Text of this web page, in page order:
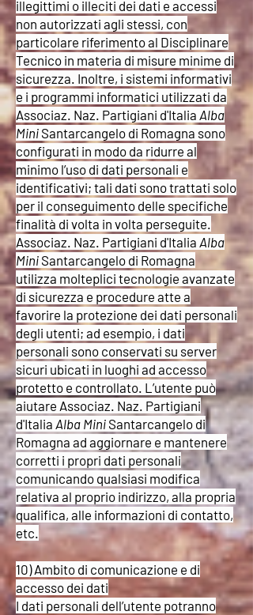
illegittimi o illeciti dei dati e accessi
non autorizzati agli stessi, con
particolare riferimento al Disciplinare
Tecnico in materia di misure minime di
sicurezza. Inoltre, i sistemi informativi
e i programmi informatici utilizzati da
Associaz. Naz. Partigiani d'Italia Alba
Mini Santarcangelo di Romagna sono
configurati in modo da ridurre al
minimo l’uso di dati personali e
identificativi; tali dati sono trattati solo
per il conseguimento delle specifiche
finalità di volta in volta perseguite.
Associaz. Naz. Partigiani d'Italia Alba
Mini Santarcangelo di Romagna
utilizza molteplici tecnologie avanzate
di sicurezza e procedure atte a
favorire la protezione dei dati personali
degli utenti; ad esempio, i dati
personali sono conservati su server
sicuri ubicati in luoghi ad accesso
protetto e controllato. L’utente può
aiutare Associaz. Naz. Partigiani
d'Italia Alba Mini Santarcangelo di
Romagna ad aggiornare e mantenere
corretti i propri dati personali
comunicando qualsiasi modifica
relativa al proprio indirizzo, alla propria
qualifica, alle informazioni di contatto,
etc.
10) Ambito di comunicazione e di
accesso dei dati
I dati personali dell’utente potranno